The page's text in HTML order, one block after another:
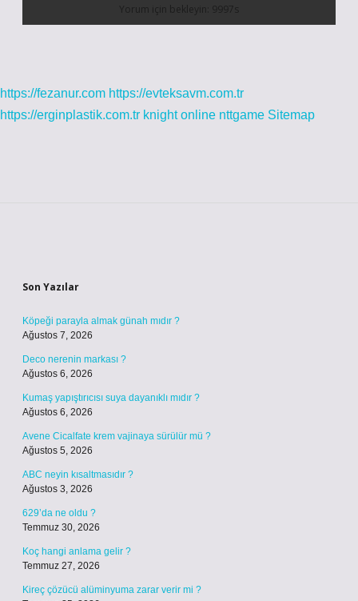
https://fezanur.com https://evteksavm.com.tr
https://erginplastik.com.tr knight online nttgame Sitemap
Son Yazılar
Köpeği parayla almak günah mıdır ?
Ağustos 7, 2026
Deco nerenin markası ?
Ağustos 6, 2026
Kumaş yapıştırıcısı suya dayanıklı mıdır ?
Ağustos 6, 2026
Avene Cicalfate krem vajinaya sürülür mü ?
Ağustos 5, 2026
ABC neyin kısaltmasıdır ?
Ağustos 3, 2026
629’da ne oldu ?
Temmuz 30, 2026
Koç hangi anlama gelir ?
Temmuz 27, 2026
Kireç çözücü alüminyuma zarar verir mi ?